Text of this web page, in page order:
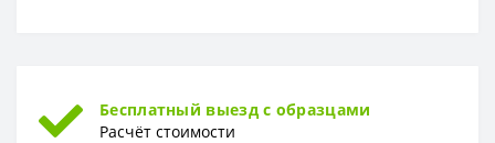
Бесплатный выезд с образцами
Расчёт стоимости